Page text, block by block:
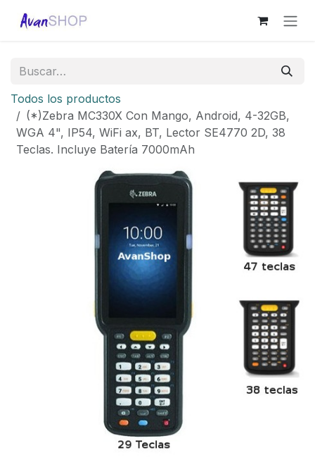
Todos los productos
(*)Zebra MC330X Con Mango, Android, 4-32GB,
WGA 4", IP54, WiFi ax, BT, Lector SE4770 2D, 38
Teclas. Incluye Batería 7000mAh